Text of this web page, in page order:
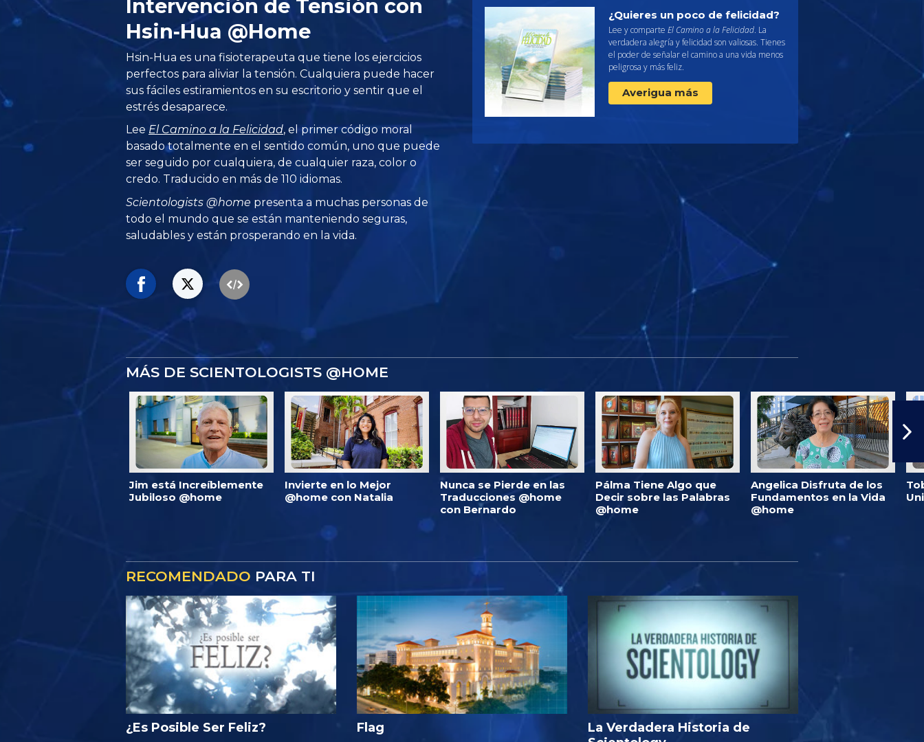
Intervención de Tensión con
Hsin‑Hua @Home
Hsin-Hua es una fisioterapeuta que tiene los ejercicios
perfectos para aliviar la tensión. Cualquiera puede hacer
sus fáciles estiramientos en su escritorio y sentir que el
estrés desaparece.
Lee El Camino a la Felicidad, el primer código moral
basado totalmente en el sentido común, uno que puede
ser seguido por cualquiera, de cualquier raza, color o
credo. Traducido en más de 110 idiomas.
Scientologists @home presenta a muchas personas de
todo el mundo que se están manteniendo seguras,
saludables y están prosperando en la vida.
¿Quieres un poco de felicidad?
Lee y comparte El Camino a la Felicidad. La
verdadera alegría y felicidad son valiosas. Tienes
el poder de señalar el camino a una vida menos
peligrosa y más feliz.
Averigua más
MÁS DE SCIENTOLOGISTS @HOME
Jim está Increíblemente
Jubiloso @home
Invierte en lo Mejor
@home con Natalia
Nunca se Pierde en las
Traducciones @home
con Bernardo
Pálma Tiene Algo que
Decir sobre las Palabras
@home
Angelica Disfruta de los
Fundamentos en la Vida
@home
RECOMENDADO PARA TI
¿Es Posible Ser Feliz? Flag
La Verdadera Historia de